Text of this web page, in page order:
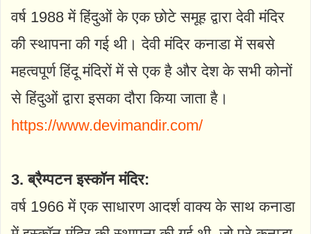
वर्ष 1988 में हिंदुओं के एक छोटे समूह द्वारा देवी मंदिर
की स्थापना की गई थी। देवी मंदिर कनाडा में सबसे
महत्वपूर्ण हिंदू मंदिरों में से एक है और देश के सभी कोनों
से हिंदुओं द्वारा इसका दौरा किया जाता है।
https://www.devimandir.com/
3. ब्रैम्पटन इस्कॉन मंदिर:
वर्ष 1966 में एक साधारण आदर्श वाक्य के साथ कनाडा